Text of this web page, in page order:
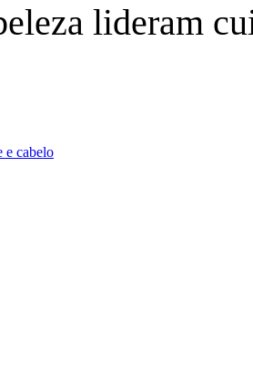
lideram